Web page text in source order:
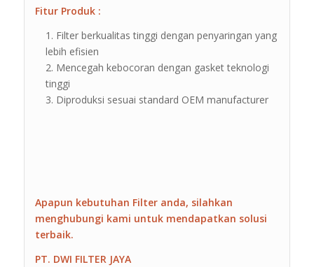
Fitur Produk :
Filter berkualitas tinggi dengan penyaringan yang
lebih efisien
Mencegah kebocoran dengan gasket teknologi
tinggi
Diproduksi sesuai standard OEM manufacturer
Apapun kebutuhan Filter anda, silahkan
menghubungi kami untuk mendapatkan solusi
terbaik.
PT. DWI FILTER JAYA